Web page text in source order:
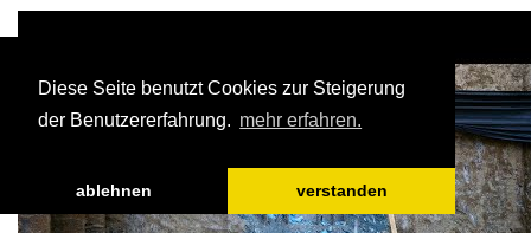
Diese Seite benutzt Cookies zur Steigerung
der Benutzererfahrung. mehr erfahren.
ablehnen verstanden